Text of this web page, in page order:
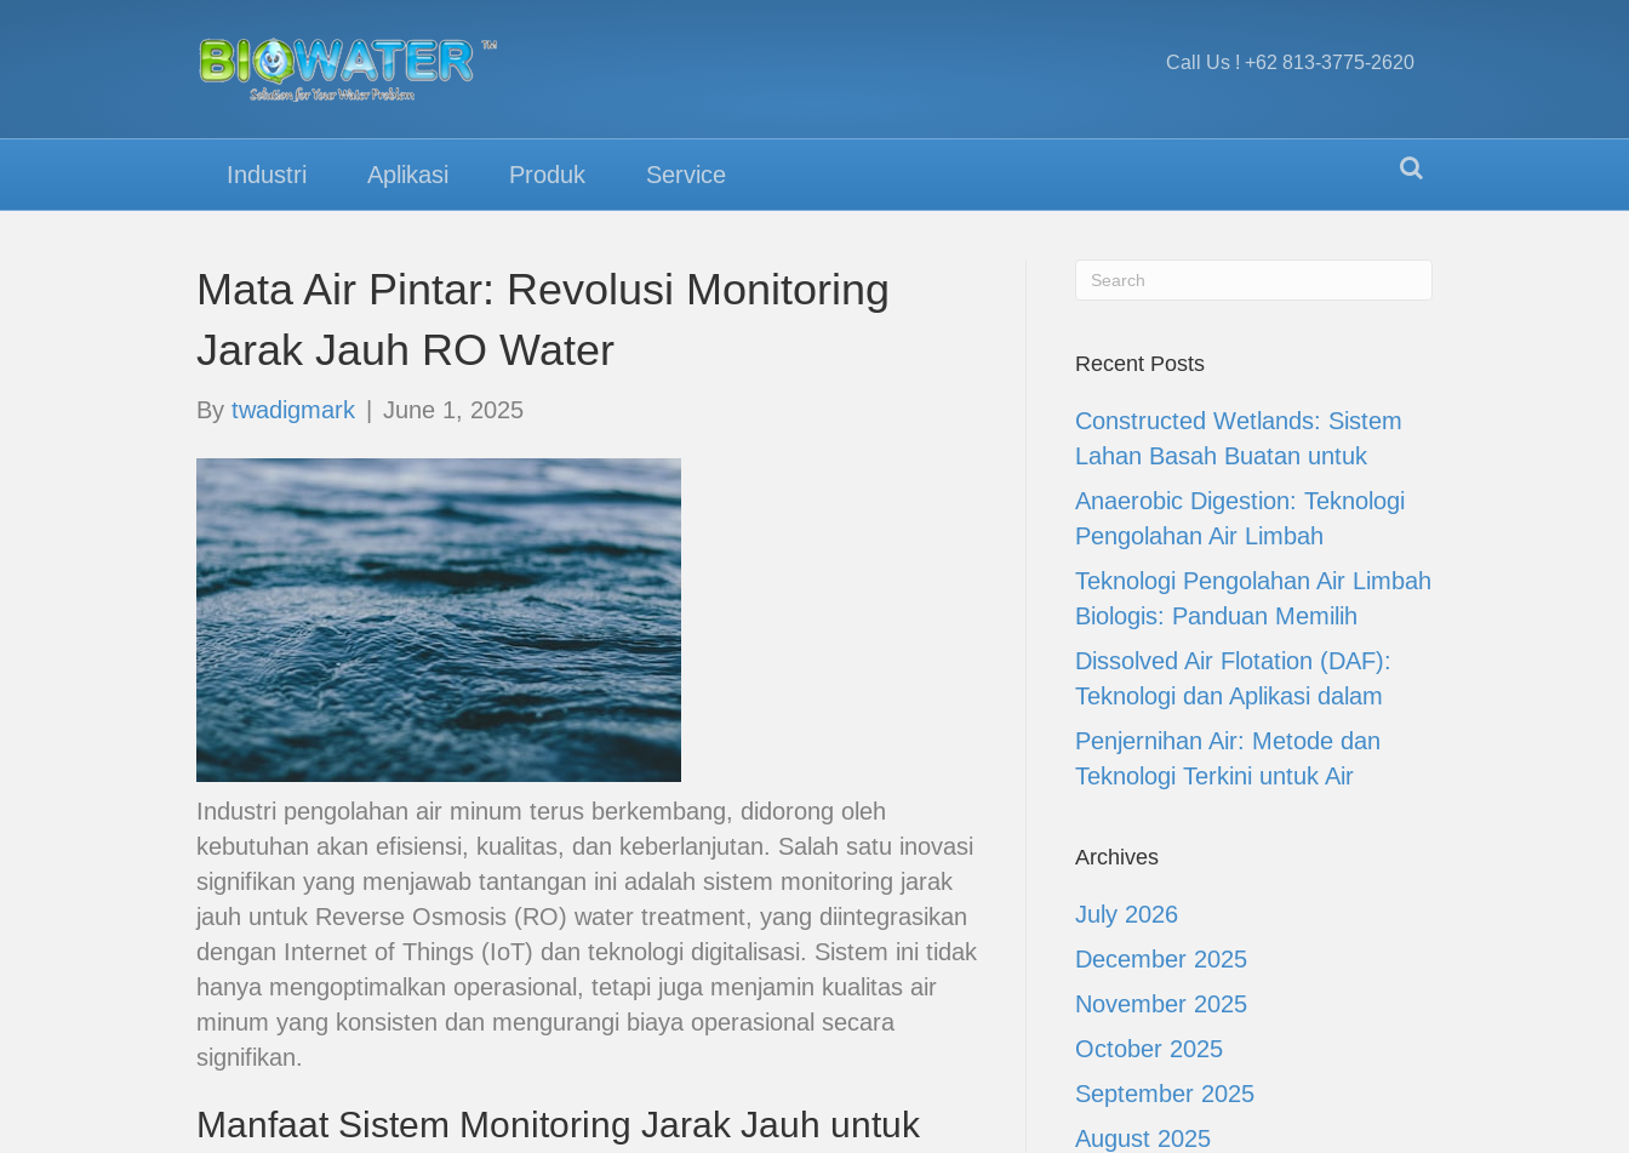
Call Us ! +62 813-3775-2620
Industri Aplikasi Produk Service
Mata Air Pintar: Revolusi Monitoring
Jarak Jauh RO Water
By twadigmark June 1, 2025
Industri pengolahan air minum terus berkembang, didorong oleh
kebutuhan akan efisiensi, kualitas, dan keberlanjutan. Salah satu inovasi
signifikan yang menjawab tantangan ini adalah sistem monitoring jarak
jauh untuk Reverse Osmosis (RO) water treatment, yang diintegrasikan
dengan Internet of Things (IoT) dan teknologi digitalisasi. Sistem ini tidak
hanya mengoptimalkan operasional, tetapi juga menjamin kualitas air
minum yang konsisten dan mengurangi biaya operasional secara
signifikan.
Manfaat Sistem Monitoring Jarak Jauh untuk
Recent Posts
Constructed Wetlands: Sistem
Lahan Basah Buatan untuk
Anaerobic Digestion: Teknologi
Pengolahan Air Limbah
Teknologi Pengolahan Air Limbah
Biologis: Panduan Memilih
Dissolved Air Flotation (DAF):
Teknologi dan Aplikasi dalam
Penjernihan Air: Metode dan
Teknologi Terkini untuk Air
Archives
July 2026
December 2025
November 2025
October 2025
September 2025
August 2025